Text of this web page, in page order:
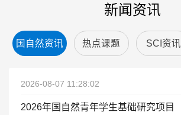
新闻资讯
国自然资讯 热点课题 SCI资讯
2026-08-07 11:28:02
2026年国自然青年学生基础研究项目